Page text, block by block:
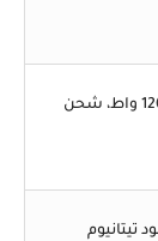
5000 مللي أمبير، شحن سلكي 120 واط، شحن
تيتانيوم